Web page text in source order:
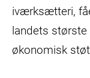
iværksætteri,
landets
økonomisk